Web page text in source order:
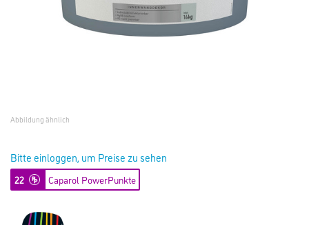
Abbildung ähnlich
Bitte einloggen, um Preise zu sehen
22 Caparol PowerPunkte